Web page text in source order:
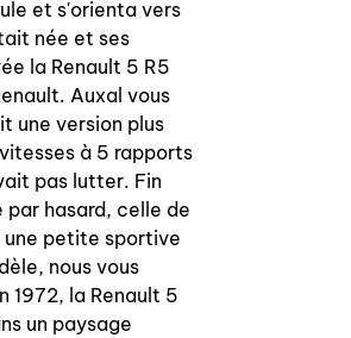
some cooper grease
OEM quality
et s'orienta vers
née et ses
la Renault 5 R5
Auxal vous
une version plus
à 5 rapports
pas lutter. Fin
par hasard, celle de
une petite sportive
nous vous
1972, la Renault 5
un paysage